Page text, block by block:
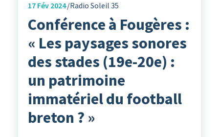
17Fév 2024 Radio Soleil 35
Conférence à Fougères :
« Les paysages sonores
des stades (19e-20e) :
un patrimoine
immatériel du football
breton ? »